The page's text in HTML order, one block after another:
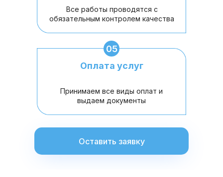
Все работы проводятся с
обязательным контролем качества
Оплата услуг
05
Принимаем все виды оплат и
выдаем документы
Оставить заявку